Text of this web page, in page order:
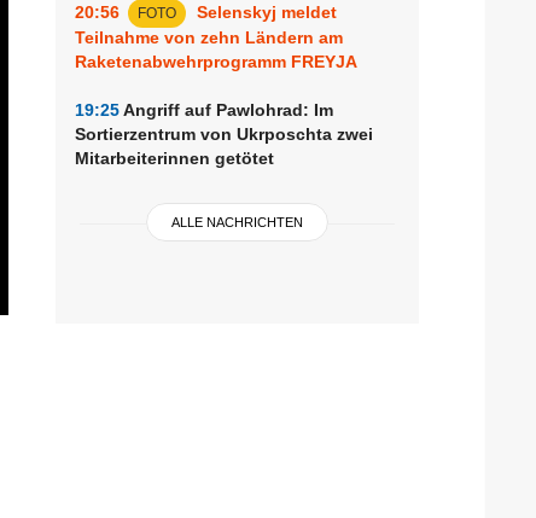
20:56 FOTO
Selenskyj meldet
Teilnahme von zehn Ländern am
Raketenabwehrprogramm FREYJA
19:25Angriff auf Pawlohrad: Im
Sortierzentrum von Ukrposchta zwei
Mitarbeiterinnen getötet
ALLE NACHRICHTEN